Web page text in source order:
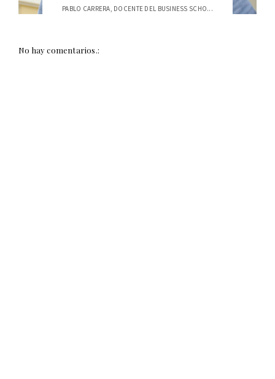
PABLO CARRERA, DOCENTE DEL BUSINESS SCHO...
No hay comentarios.: